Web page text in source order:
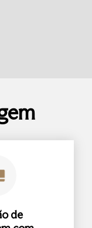
de